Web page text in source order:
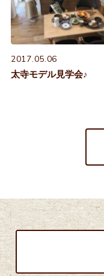
2017.05.06
太寺モデル見学会♪